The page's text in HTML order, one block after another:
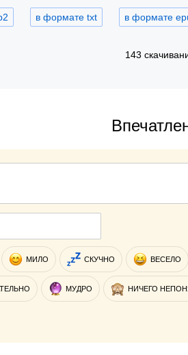
в формате txt в формате
143
МИЛО СКУЧНО ВЕСЕЛО
МУДРО НИЧЕГО